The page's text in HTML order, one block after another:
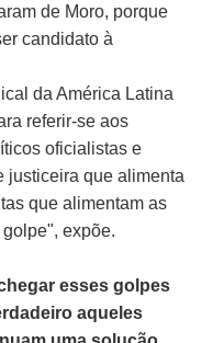
de Moro, porque
candidato à
da América Latina
referir-se aos
oficialistas e
justiceira que alimenta
que alimentam as
expõe.
esses golpes
aqueles